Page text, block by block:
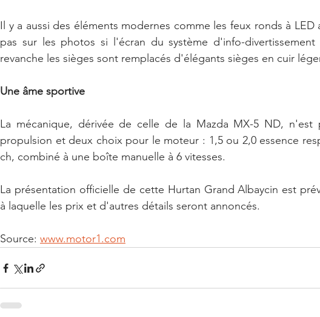
Il y a aussi des éléments modernes comme les feux ronds à
pas sur les photos si l'écran du système d'info-
revanche les sièges sont remplacés d'élégants sièges en cuir
Une âme sportive
La mécanique, dérivée de celle de la Mazda MX-5 ND, n'est
propulsion et deux choix pour le moteur : 1,5 ou 2,0 essence
ch, combiné à une boîte manuelle à 6 vitesses.
La présentation officielle de cette Hurtan Grand Albaycin est
à laquelle les prix et d'autres détails seront annoncés.
Source: www.motor1.com